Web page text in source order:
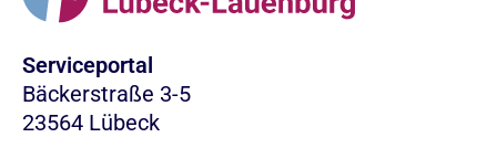
Serviceportal
Bäckerstraße 3-5
23564 Lübeck